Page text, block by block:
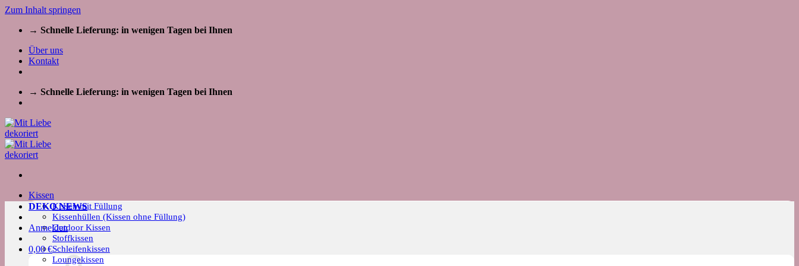
Zum Inhalt springen
→ Schnelle Lieferung: in wenigen Tagen bei Ihnen
Über uns
Kontakt
→ Schnelle Lieferung: in wenigen Tagen bei Ihnen
Kissen
Kissen mit Füllung
Kissenhüllen (Kissen ohne Füllung)
Outdoor Kissen
Stoffkissen
Schleifenkissen
Loungekissen
DEKO NEWS
Anmelden
0,00€